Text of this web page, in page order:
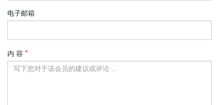
电子邮箱
内 容